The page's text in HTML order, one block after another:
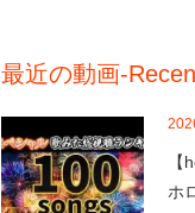
最近の動画-
ホ